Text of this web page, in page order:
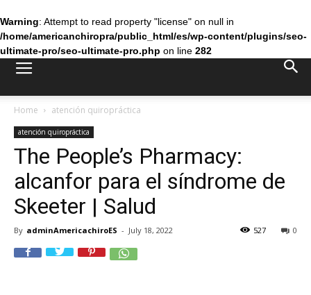
Warning: Attempt to read property "license" on null in
/home/americanchiropra/public_html/es/wp-content/plugins/seo-
ultimate-pro/seo-ultimate-pro.php on line 282
Home atención quiropráctica
atención quiropráctica
The People’s Pharmacy:
alcanfor para el síndrome de
Skeeter | Salud
By adminAmericachiroES - July 18, 2022 0
527